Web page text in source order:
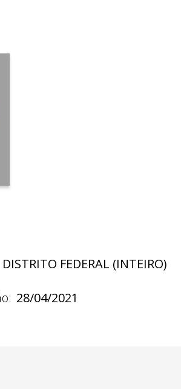
DISTRITO FEDERAL (INTEIRO)
28/04/2021